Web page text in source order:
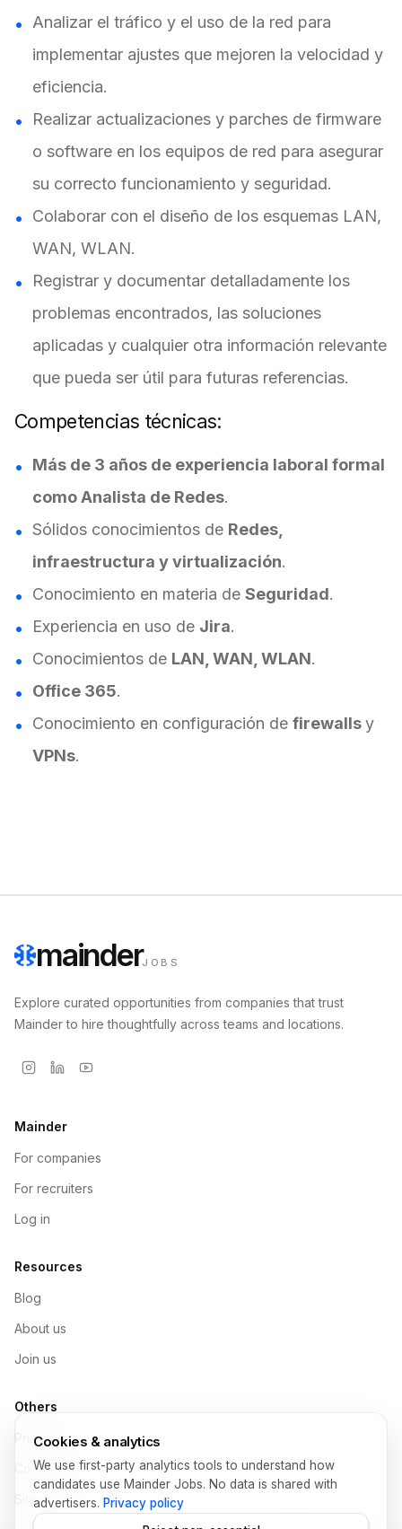
Analizar el tráfico y el uso de la red para
implementar ajustes que mejoren la velocidad y
eficiencia.
Realizar actualizaciones y parches de firmware
o software en los equipos de red para asegurar
su correcto funcionamiento y seguridad.
Colaborar con el diseño de los esquemas LAN,
WAN, WLAN.
Registrar y documentar detalladamente los
problemas encontrados, las soluciones
aplicadas y cualquier otra información relevante
que pueda ser útil para futuras referencias.
Competencias técnicas:
Más de 3 años de experiencia laboral formal
como Analista de Redes.
Sólidos conocimientos de Redes,
infraestructura y virtualización.
Conocimiento en materia de Seguridad.
Experiencia en uso de Jira.
Conocimientos de LAN, WAN, WLAN.
Office 365.
Conocimiento en configuración de firewallsy
VPNs.
mainderJOBS
Explore curated opportunities from companies that trust
Mainder to hire thoughtfully across teams and locations.
Mainder
For companies
For recruiters
Log in
Resources
Blog
About us
Join us
Others
Pricing
Contact
Sitemap
Cookies & analytics
We use first-party analytics tools to understand how
candidates use Mainder Jobs. No data is shared with
advertisers. Privacy policy